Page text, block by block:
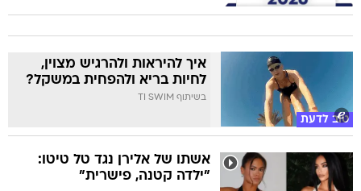
טוב לדעת
איך להיראות ולהרגיש מצוין,
לחיות בריא ולהפחית במשקל?
בשיתוף TI SWIM
אשתו של אלירן נגד טל טיטו:
"ילדה קטנה, פישרית"